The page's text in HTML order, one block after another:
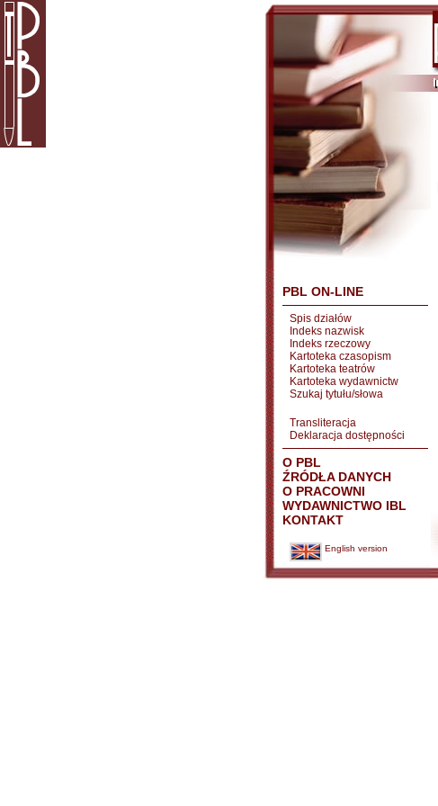
PBL ON-LINE
Spis działów
Indeks nazwisk
Indeks rzeczowy
Kartoteka czasopism
Kartoteka teatrów
Kartoteka wydawnictw
Szukaj tytułu/słowa
Transliteracja
Deklaracja dostępności
O PBL
ŹRÓDŁA DANYCH
O PRACOWNI
WYDAWNICTWO IBL
KONTAKT
English version